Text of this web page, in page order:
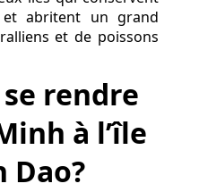
abritent un grand
et de poissons
rendre
à l’île
Dao?